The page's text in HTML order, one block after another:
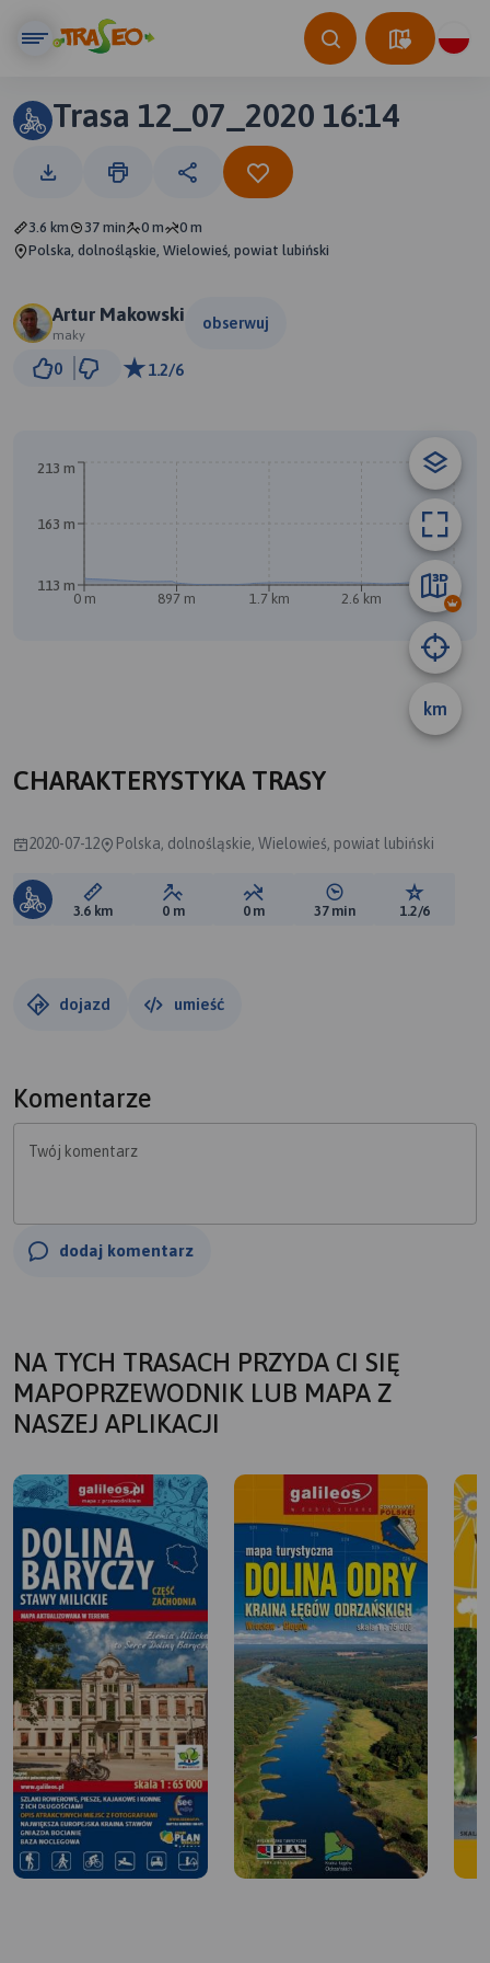
Trasa 12_07_2020 16:14
3.6 km 37 min 0 m
0 m
Polska, dolnośląskie, Wielowieś, powiat lubiński
Artur Makowski
maky
obserwuj
0 1.2/6
A
km
0 m 897 m 1.7 km 2.6 km 3.5 km
113 m
163 m
213 m
CHARAKTERYSTYKA TRASY
2020-07-12 Polska, dolnośląskie, Wielowieś, powiat lubiński
Długość trasy:
3.6 km Suma przewyższeń:
0 m Suma spadków:
0 m Średni czas potrzebny
37 min Ocena
1.2/6
dojazd umieść
Komentarze
Twój komentarz
dodaj komentarz
NA TYCH TRASACH PRZYDA CI SIĘ
MAPOPRZEWODNIK LUB MAPA Z
NASZEJ APLIKACJI